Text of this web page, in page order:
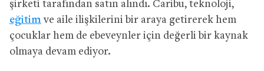
şirketi tarafından satın alındı. Caribu, teknoloji,
eğitimve aile ilişkilerini bir araya getirerek hem
çocuklar hem de ebeveynler için değerli bir kaynak
olmaya devam ediyor.